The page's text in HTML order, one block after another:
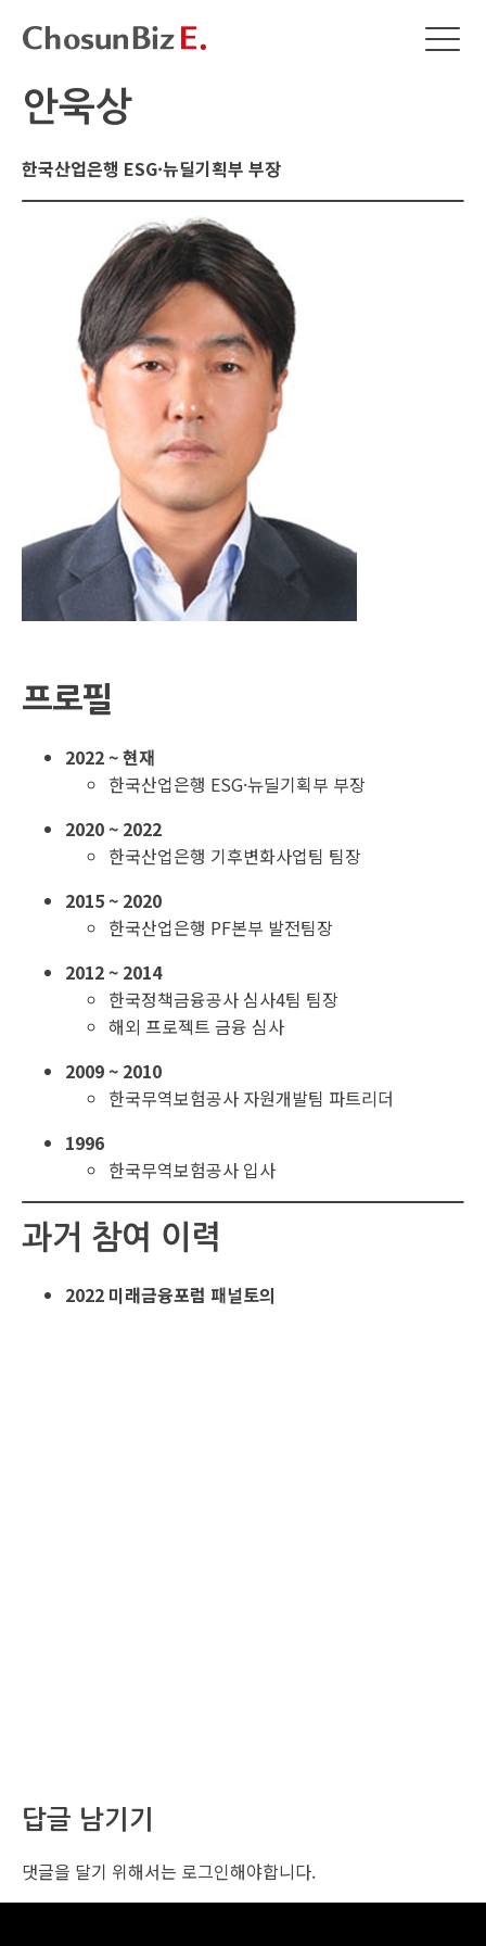
안욱상
한국산업은행 ESG·뉴딜기획부 부장
프로필
2022 ~ 현재
한국산업은행 ESG·뉴딜기획부 부장
2020 ~ 2022
한국산업은행 기후변화사업팀 팀장
2015 ~ 2020
한국산업은행 PF본부 발전팀장
2012 ~ 2014
한국정책금융공사 심사4팀 팀장
해외 프로젝트 금융 심사
2009 ~ 2010
한국무역보험공사 자원개발팀 파트리더
1996
한국무역보험공사 입사
과거 참여 이력
2022 미래금융포럼 패널토의
답글 남기기
댓글을 달기 위해서는 로그인해야합니다.